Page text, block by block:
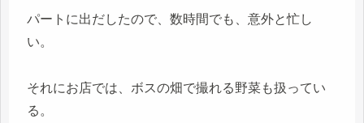
パートに出だしたので、数時間でも、意外と忙し
い。
それにお店では、ボスの畑で撮れる野菜も扱ってい
る。